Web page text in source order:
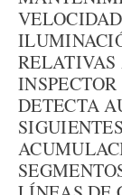
DETECTA